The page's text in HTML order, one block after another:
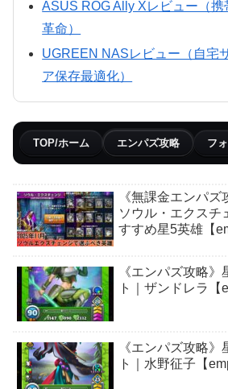
ASUS ROG Ally Xレビュー（
革命）
UGREEN NASレビュー（自宅
ア保存最適化）
TOP/ホーム エンパズ攻略 フ
《無課金エンパズ
ソウル・エクスチ
すすめ星5英雄【
《エンパズ攻略
ト｜ザンドレラ【
《エンパズ攻略
ト｜水野征子【